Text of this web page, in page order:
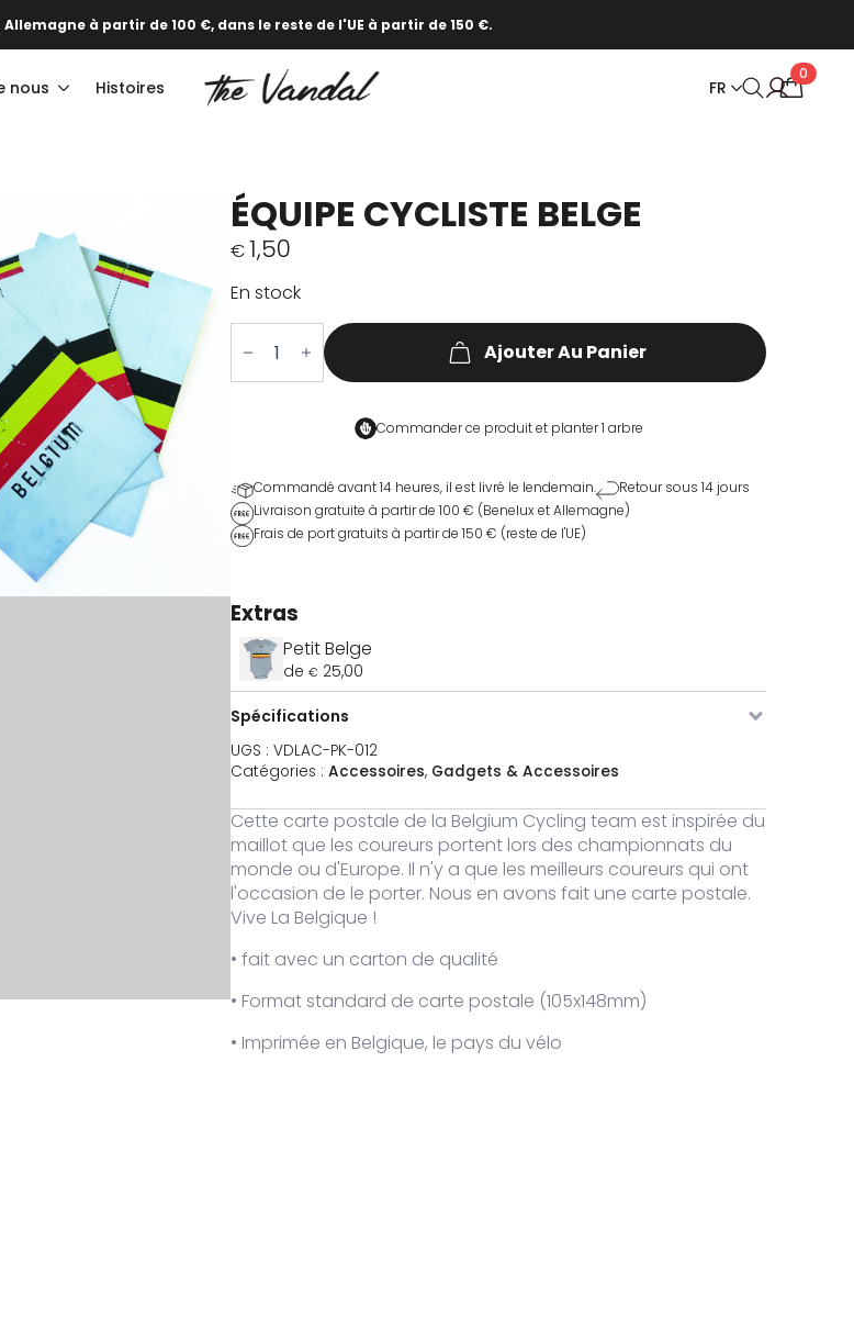
à partir de 100 €, dans le reste de l'UE à partir de 150 €.
nous Histoires FR
0
ÉQUIPE CYCLISTE BELGE
€1,50
En stock
quantité
Belgium
Cycling
Ajouter Au Panier
Commander ce produit et planter 1 arbre
Commandé avant 14 heures, il est livré le lendemain.
Retour sous 14 jours
Livraison gratuite à partir de 100 € (Benelux et Allemagne)
Frais de port gratuits à partir de 150 € (reste de l'UE)
Extras
Petit Belge
de € 25,00
Spécifications
UGS : VDLAC-PK-012
Catégories : Accessoires, Gadgets & Accessoires
Cette carte postale de la Belgium Cycling team est inspirée du
maillot que les coureurs portent lors des championnats du
monde ou d'Europe. Il n'y a que les meilleurs coureurs qui ont
l'occasion de le porter. Nous en avons fait une carte postale.
Vive La Belgique !
• fait avec un carton de qualité
• Format standard de carte postale (105x148mm)
• Imprimée en Belgique, le pays du vélo